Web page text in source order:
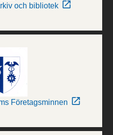
och bibliotek
Företagsminnen